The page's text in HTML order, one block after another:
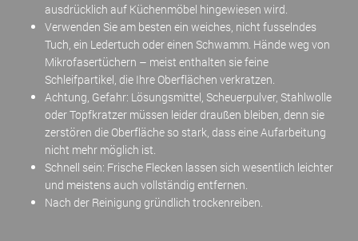
ausdrücklich auf Küchenmöbel hingewiesen wird.
Verwenden Sie am besten ein weiches, nicht fusselndes
Tuch, ein Ledertuch oder einen Schwamm. Hände weg von
Mikrofasertüchern – meist enthalten sie feine
Schleifpartikel, die Ihre Oberflächen verkratzen.
Achtung, Gefahr: Lösungsmittel, Scheuerpulver, Stahlwolle
oder Topfkratzer müssen leider draußen bleiben, denn sie
zerstören die Oberfläche so stark, dass eine Aufarbeitung
nicht mehr möglich ist.
Schnell sein: Frische Flecken lassen sich wesentlich leichter
und meistens auch vollständig entfernen.
Nach der Reinigung gründlich trockenreiben.